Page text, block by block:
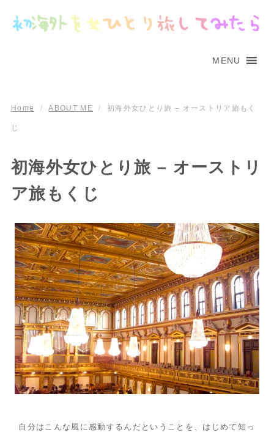
MENU
Home / ABOUT ME / 初海外女ひとり旅 – オーストリア旅もく
じ
初海外女ひとり旅 – オーストリ
ア旅もくじ
自分はこんな風に感動するんだということを、はじめて知っ